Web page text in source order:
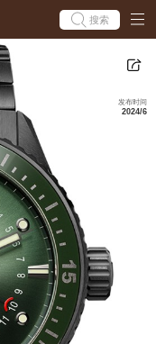
搜索
发布时间
2024/6